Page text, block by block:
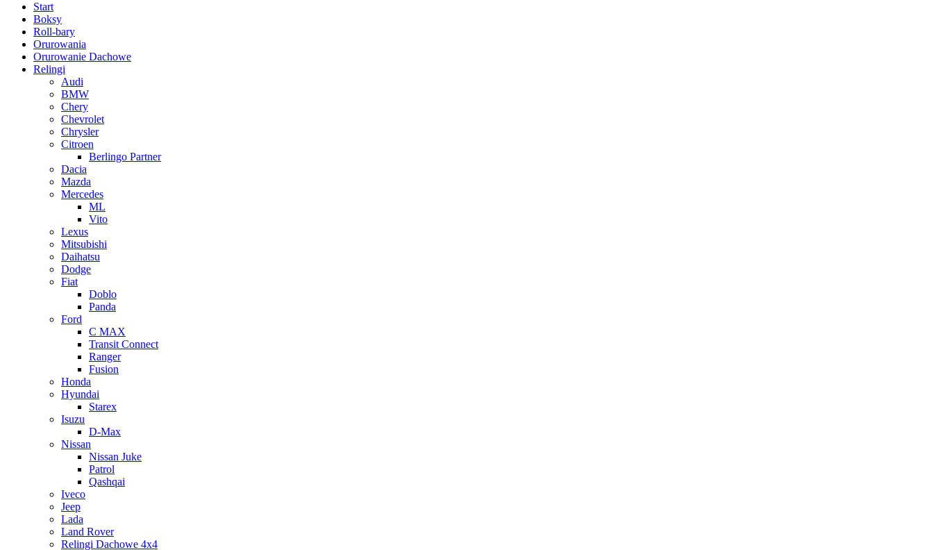
Start
Boksy
Roll-bary
Orurowania
Orurowanie Dachowe
Relingi
Audi
BMW
Chery
Chevrolet
Chrysler
Citroen
Berlingo Partner
Dacia
Mazda
Mercedes
ML
Vito
Lexus
Mitsubishi
Daihatsu
Dodge
Fiat
Doblo
Panda
Ford
C MAX
Transit Connect
Ranger
Fusion
Honda
Hyundai
Starex
Isuzu
D-Max
Nissan
Nissan Juke
Patrol
Qashqai
Iveco
Jeep
Lada
Land Rover
Relingi Dachowe 4x4